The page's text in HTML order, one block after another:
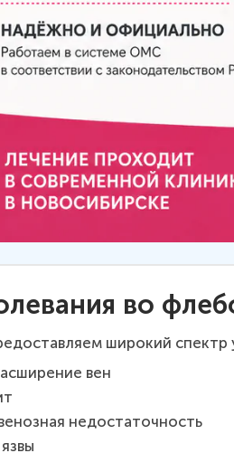
во
широкий
вен
недостаточность